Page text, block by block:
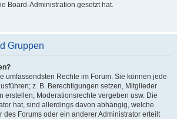
Board-Administration gesetzt hat.
Gruppen
umfassendsten Rechte im Forum. Sie können jede
z. B. Berechtigungen setzen, Mitglieder
erstellen, Moderationsrechte vergeben usw. Die
hat, sind allerdings davon abhängig, welche
des Forums oder ein anderer Administrator erteilt